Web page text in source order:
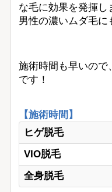
な毛に効果を発揮し
男性の濃いムダ毛に
施術時間も早いので
です！
【施術時間】
ヒゲ脱毛
VIO脱毛
全身脱毛